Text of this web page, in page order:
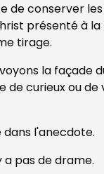
de conserver
présenté à
tirage.
la
curieux ou
l'anecdote.
a pas de drame.